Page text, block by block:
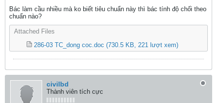
Bác làm cầu nhiều mà ko biết tiêu chuẩn này thì bác tính độ chối theo
chuẩn nào?
Attached Files
286-03 TC_dong coc.doc (730.5 KB, 221 lượt xem)
civilbd
Thành viên tích cực